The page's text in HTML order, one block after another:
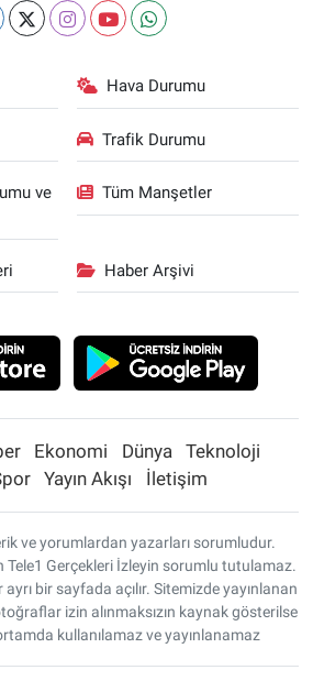
Hava Durumu
Trafik Durumu
ve
Tüm Manşetler
Haber Arşivi
Ekonomi Dünya
Teknoloji
Yayın Akışı İletişim
ve yorumlardan yazarları sorumludur.
Tele1 Gerçekleri İzleyin sorumlu tutulamaz.
bir sayfada açılır. Sitemizde yayınlanan
izin alınmaksızın kaynak gösterilse
kullanılamaz ve yayınlanamaz